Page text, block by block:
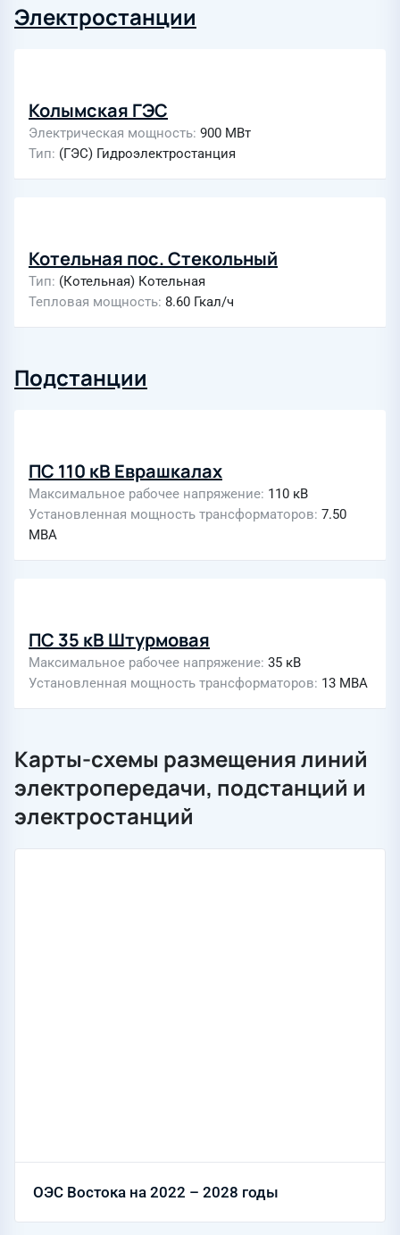
Электростанции
Колымская ГЭС
Электрическая мощность 900 МВт
Тип (ГЭС) Гидроэлектростанция
Котельная пос. Стекольный
Тип (Котельная) Котельная
Тепловая мощность 8.60 Гкал/ч
Подстанции
ПС 110 кВ Еврашкалах
Максимальное рабочее напряжение 110 кВ
Установленная мощность трансформаторов 7.50
МВА
ПС 35 кВ Штурмовая
Максимальное рабочее напряжение 35 кВ
Установленная мощность трансформаторов 13 МВА
Карты-схемы размещения линий
электропередачи, подстанций и
электростанций
ОЭС Востока на 2022 – 2028 годы